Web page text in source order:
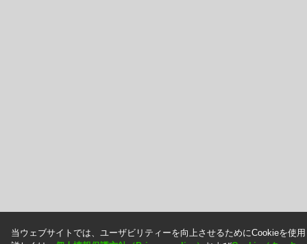
当ウェブサイトでは、ユーザビリティーを向上させるためにCookieを使